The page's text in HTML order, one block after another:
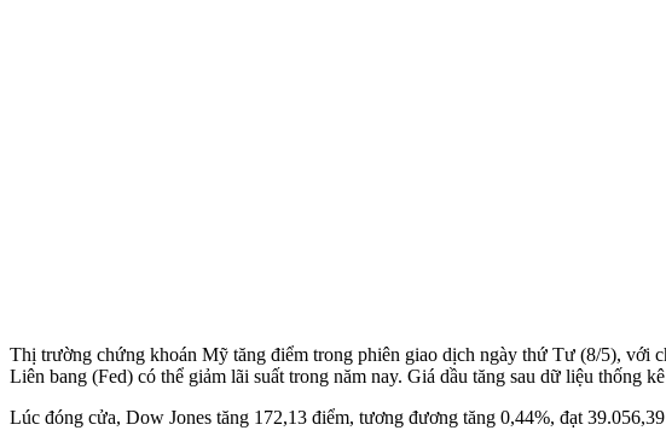
Thị trường chứng khoán Mỹ tăng điểm trong phiên giao dịch ngày thứ Tư (8/5), với
Liên bang (Fed) có thể giảm lãi suất trong năm nay. Giá dầu tăng sau dữ liệu thống
Lúc đóng cửa, Dow Jones tăng 172,13 điểm, tương đương tăng 0,44%, đạt